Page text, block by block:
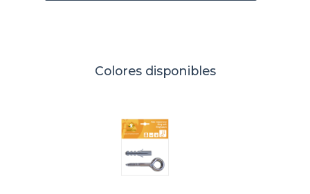
Colores disponibles